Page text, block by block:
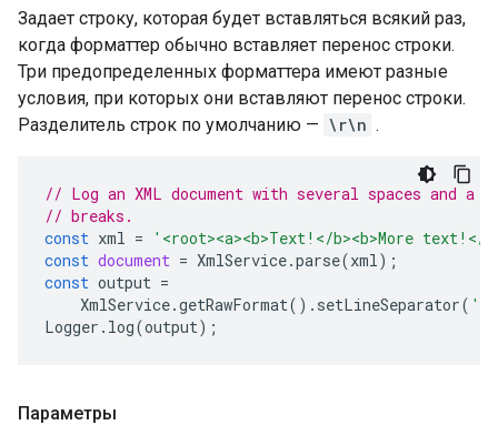
Задает строку, которая будет вставляться всякий раз,
когда форматтер обычно вставляет перенос строки.
Три предопределенных форматтера имеют разные
условия, при которых они вставляют перенос строки.
Разделитель строк по умолчанию — \r\n .
// Log an XML document with several spaces and
// breaks.
const xml =
'<root><a><b>Text!</b><b>More text!</
const document = XmlService.parse(xml);
const output =
XmlService.getRawFormat(). setLineSeparator( '
Logger . log(output);
Параметры